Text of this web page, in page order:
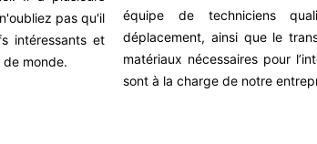
pas qu'il
intéressants et
monde.
équipe de techniciens
déplacement, ainsi que le
matériaux nécessaires pour
sont à la charge de notre